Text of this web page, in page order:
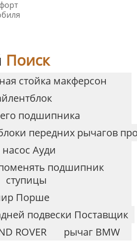
Поиск
стойка макферсон
подшипника
передних рычагов
Ауди
подшипник
ступицы
Порше
подвески Поставщик
ROVER
рычаг BMW